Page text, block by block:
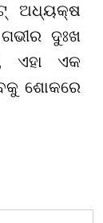
ଅଧ୍ୟକ୍ଷ
ଦୁଃଖ
ଏହା ଏକ
ଶୋକରେ